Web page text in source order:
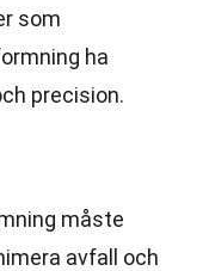
som
ha
precision.
måste
avfall och